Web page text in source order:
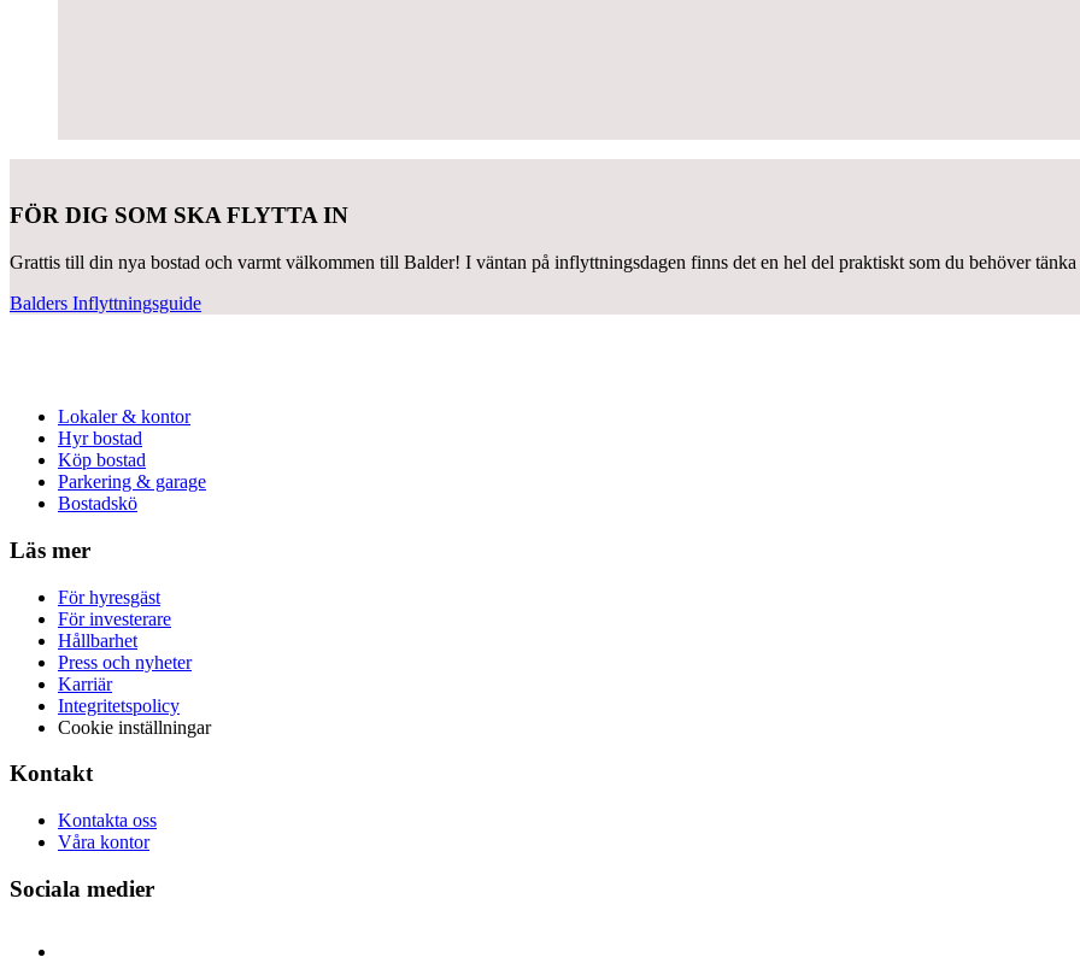
FÖR DIG SOM SKA FLYTTA IN
Grattis till din nya bostad och varmt välkommen till Balder! I väntan på inflyttningsdagen finns det en hel del praktiskt som du behöver
Balders Inflyttningsguide
Lokaler & kontor
Hyr bostad
Köp bostad
Parkering & garage
Bostadskö
Läs mer
För hyresgäst
För investerare
Hållbarhet
Press och nyheter
Karriär
Integritetspolicy
Cookie inställningar
Kontakt
Kontakta oss
Våra kontor
Sociala medier